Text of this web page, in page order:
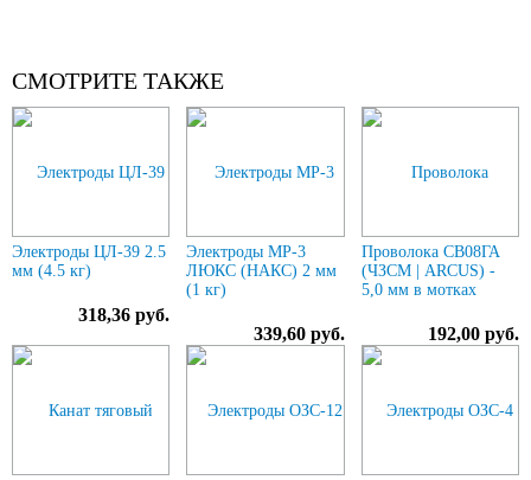
СМОТРИТЕ ТАКЖЕ
Электроды ЦЛ-39 2.5
мм (4.5 кг)
318,36 руб.
Электроды МР-3
ЛЮКС (НАКС) 2 мм
(1 кг)
339,60 руб.
Проволока СВ08ГА
(ЧЗСМ | ARCUS) -
5,0 мм в мотках
192,00 руб.